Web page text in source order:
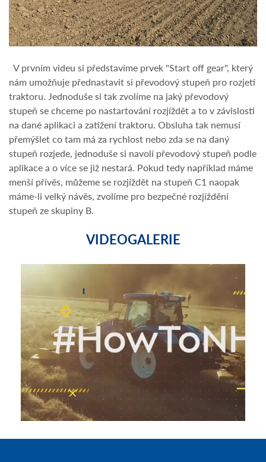
V prvním videu si představíme prvek "Start off gear", který
nám umožňuje přednastavit si převodový stupeň pro rozjetí
traktoru. Jednoduše si tak zvolíme na jaký převodový
stupeň se chceme po nastartování rozjíždět a to v závislosti
na dané aplikaci a zatížení traktoru. Obsluha tak nemusí
přemýšlet co tam má za rychlost nebo zda se na daný
stupeň rozjede, jednoduše si navolí převodový stupeň podle
aplikace a o více se již nestará. Pokud tedy například máme
menší přívěs, můžeme se rozjíždět na stupeň C1 naopak
máme-li velký návěs, zvolíme pro bezpečné rozjíždění
stupeň ze skupiny B.
VIDEOGALERIE